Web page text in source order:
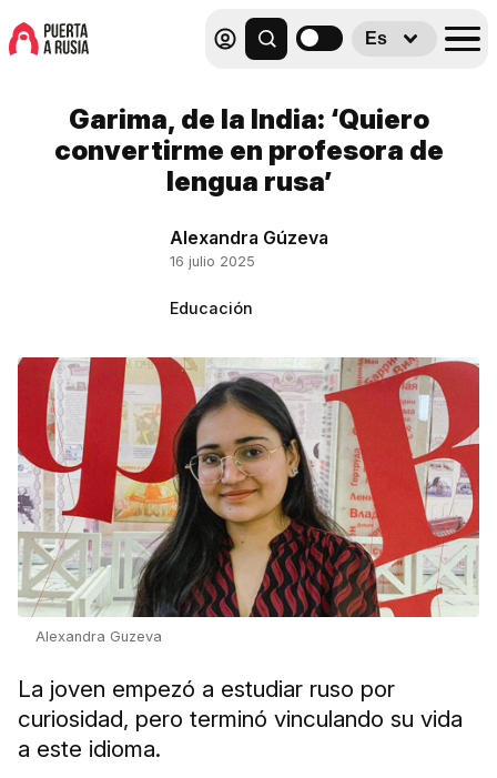
Es
Garima, de la India: ‘Quiero
convertirme en profesora de
lengua rusa’
Alexandra Gúzeva
16 julio 2025
Educación
Alexandra Guzeva
La joven empezó a estudiar ruso por
curiosidad, pero terminó vinculando su vida
a este idioma.